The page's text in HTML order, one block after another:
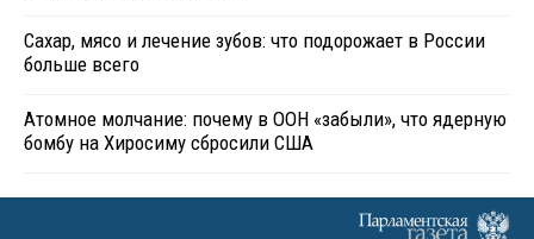
Сахар, мясо и лечение зубов: что подорожает в России
больше всего
Атомное молчание: почему в ООН «забыли», что ядерную
бомбу на Хиросиму сбросили США